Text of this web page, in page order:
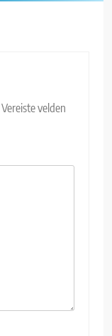
Vereiste velden